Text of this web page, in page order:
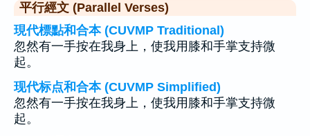
平行經文 (Parallel Verses)
現代標點和合本 (CUVMP Traditional)
忽然有一手按在我身上，使我用膝和手掌支持微
起。
现代标点和合本 (CUVMP Simplified)
忽然有一手按在我身上，使我用膝和手掌支持微
起。